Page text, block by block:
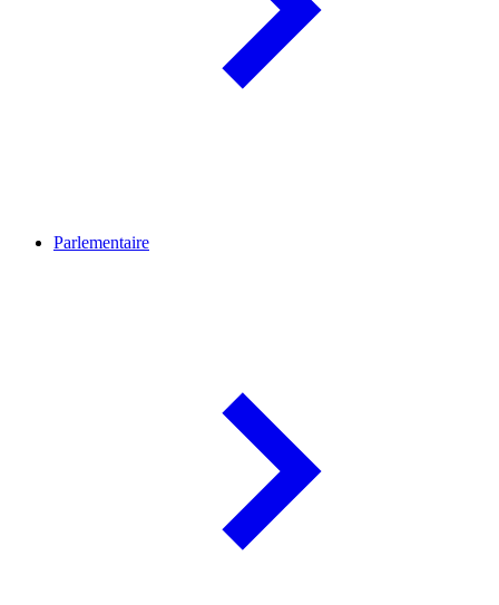
Parlementaire